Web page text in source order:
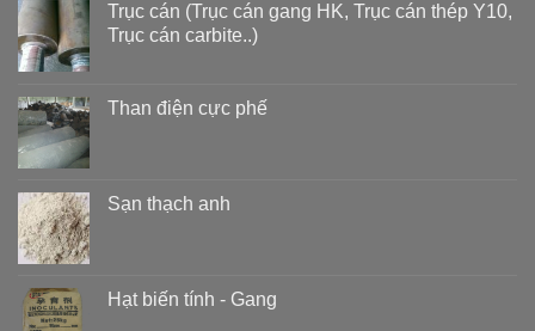
Trục cán (Trục cán gang HK, Trục cán thép Y10,
Trục cán carbite..)
Than điện cực phế
Sạn thạch anh
Hạt biến tính - Gang